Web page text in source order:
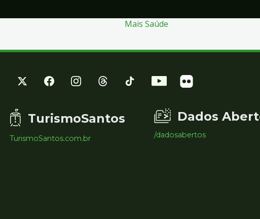
Mais Saúde
TurismoSantos
TurismoSantos.com.br
Dados
/dadosabertos